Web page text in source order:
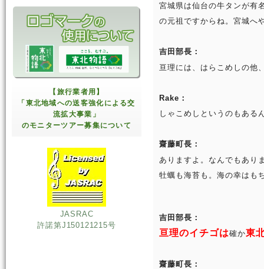
【旅行業者用】
「東北地域への送客強化による交
流拡大事業」
のモニターツアー募集について
JASRAC
許諾第J150121215号
宮城県は仙台の牛タンが有
の元祖ですからね。宮城へ
吉田部長：
亘理には、はらこめしの他
Rake：
しゃこめしというのもある
齋藤町長：
ありますよ。なんでもあり
牡蠣も海苔も。海の幸はも
吉田部長：
亘理のイチゴは確か東
齋藤町長：